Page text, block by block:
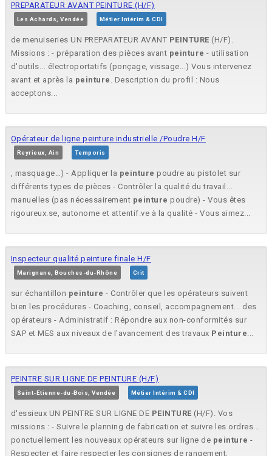
PREPARATEUR AVANT PEINTURE (H/F)
Les Achards, Vendée Métier Intérim & CDI
de menuiseries UN PREPARATEUR AVANT PEINTURE (H/F).
Missions : - préparation des pièces avant peinture - utilisation
d'outils... électroportatifs (ponçage, vissage...) Vous intervenez
avant et après la peinture . Description du profil : Nous
acceptons...
Opérateur de ligne peinture industrielle /Poudre H/F
Reyrieux, Ain Temporis
, masquage…) - Appliquer la peinture poudre au pistolet sur
différents types de pièces - Contrôler la qualité du travail...
manuelles (pas nécessairement peinture poudre) - Vous êtes
rigoureux.se, autonome et attentif.ve à la qualité - Vous aimez...
Inspecteur qualité peinture finale H/F
Marignane, Bouches-du-Rhône Crit
sur échantillon peinture - Contrôler que les opérateurs suivent
bien les procédures - Coaching, conseil, accompagnement... des
opérateurs - Administratif : Répondre aux non-conformités sur
SAP et MES aux niveaux de l'avancement des travaux Peinture...
PEINTRE SUR LIGNE DE PEINTURE (H/F)
Saint-Etienne-du-Bois, Vendée Métier Intérim & CDI
d'essieux UN PEINTRE SUR LIGNE DE PEINTURE (H/F). Vos
missions : - Suivre le planning de fabrication et suivre les ordres...
ponctuellement les nouveaux opérateurs sur ligne de peinture -
Respecter et faire respecter les consignes de rangement,